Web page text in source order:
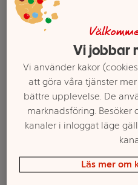
Välj butik
Sortimentet kan
Vi jobbar
Vi använder kakor
att göra våra tjänster
bättre upplevelse. De
marknadsföring.
kanaler i inloggat läge
Läs mer om